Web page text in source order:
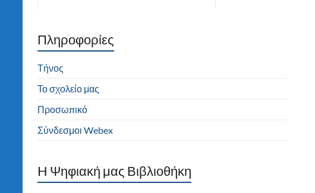
Διαβάστε τα νέα μας άρθρα στην αρχική
Πληροφορίες
Τήνος
Το σχολείο μας
Προσωπικό
Σύνδεσμοι Webex
H Ψηφιακή μας Βιβλιοθήκη